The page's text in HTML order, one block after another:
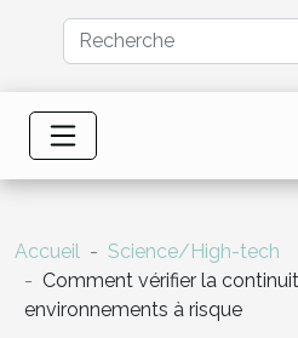
Accueil
Science/High-tech
Comment vérifier la
environnements à risque